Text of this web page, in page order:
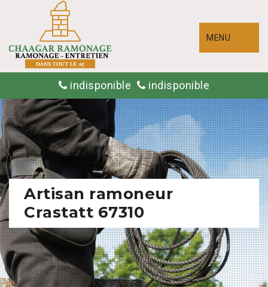
MENU
indisponible indisponible
Artisan ramoneur
Crastatt 67310